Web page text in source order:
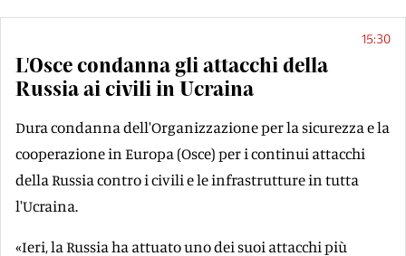
15:30
L'Osce condanna gli attacchi della
Russia ai civili in Ucraina
Dura condanna dell'Organizzazione per la sicurezza e la
cooperazione in Europa (Osce) per i continui attacchi
della Russia contro i civili e le infrastrutture in tutta
l'Ucraina.
«Ieri, la Russia ha attuato uno dei suoi attacchi più